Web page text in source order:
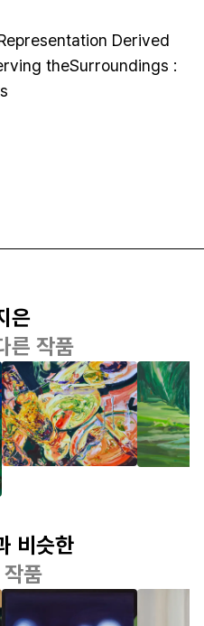
theSurroundings :
은
른 작품
오지은
석양이 지는 날
에
오지은
내가 제
을 때
비슷한
품